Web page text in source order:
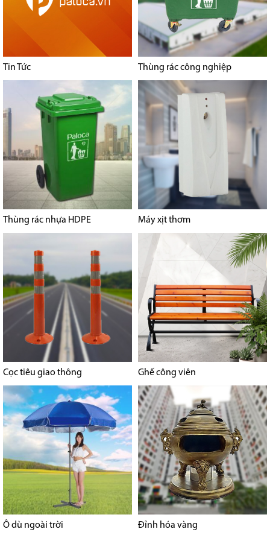
Tin Tức Thùng rác công nghiệp
Thùng rác nhựa HDPE Máy xịt thơm
Cọc tiêu giao thông Ghế công viên
Ô dù ngoài trời Đỉnh hóa vàng